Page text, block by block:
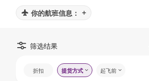
你的航班信息：
筛选结果
折扣 提货方式 起飞前